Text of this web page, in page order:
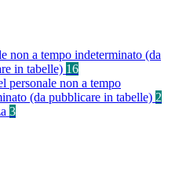
non a tempo indeterminato (da
in tabelle) 16
personale non a tempo
(da pubblicare in tabelle) 2
3